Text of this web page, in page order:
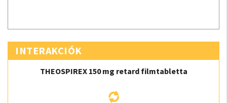
INTERAKCIÓK
THEOSPIREX 150 mg retard filmtabletta